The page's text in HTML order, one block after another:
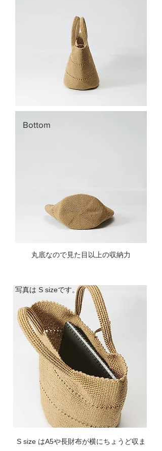
Bottom
丸底なので見た目以上の収納力
​写真は S sizeです。
S size はA5や長財布が横にちょうど収ま